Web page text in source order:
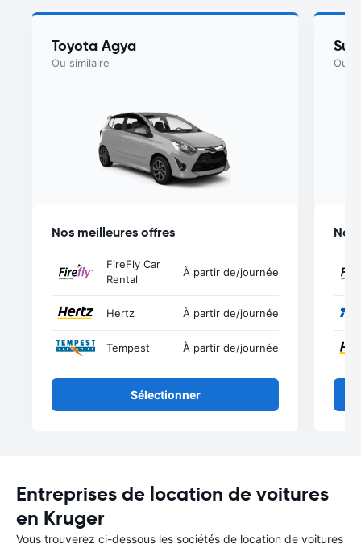
Toyota Agya
Ou similaire
Nos meilleures offres
FireFly Car
Rental
À partir de/journée
Hertz À partir de/journée
Tempest À partir de/journée
Sélectionner
Ou
Nos
Entreprises de location de voitures
en Kruger
Vous trouverez ci-dessous les sociétés de location de voitures